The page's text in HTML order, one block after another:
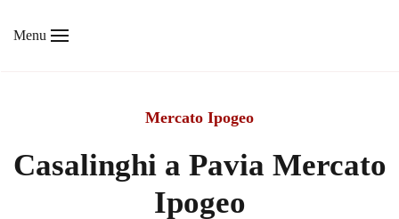
Menu
Mercato Ipogeo
Casalinghi a Pavia Mercato
Ipogeo